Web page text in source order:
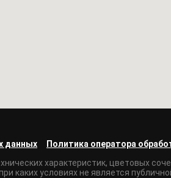
данных
Политика оператора
характеристик, цветовых
каких условиях не является